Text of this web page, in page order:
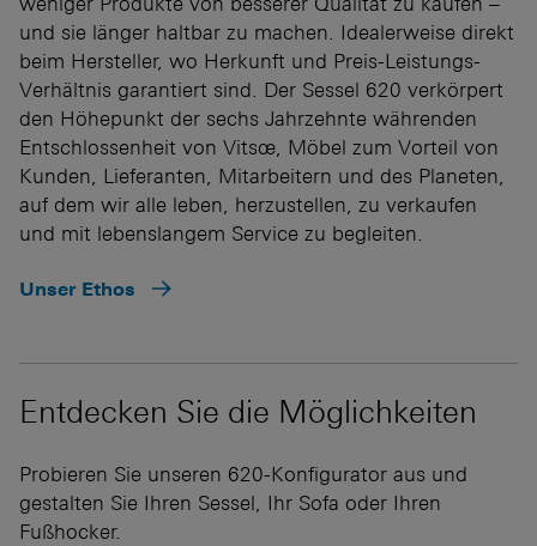
und sie länger haltbar zu machen. Idealerweise direkt
beim Hersteller, wo Herkunft und Preis-Leistungs-
Verhältnis garantiert sind. Der Sessel 620 verkörpert
den Höhepunkt der sechs Jahrzehnte währenden
Entschlossenheit von Vitsœ, Möbel zum Vorteil von
Kunden, Lieferanten, Mitarbeitern und des Planeten,
auf dem wir alle leben, herzustellen, zu verkaufen
und mit lebenslangem Service zu begleiten.
Unser Ethos
Entdecken Sie die Möglichkeiten
Probieren Sie unseren 620-Konfigurator aus und
gestalten Sie Ihren Sessel, Ihr Sofa oder Ihren
Fußhocker.